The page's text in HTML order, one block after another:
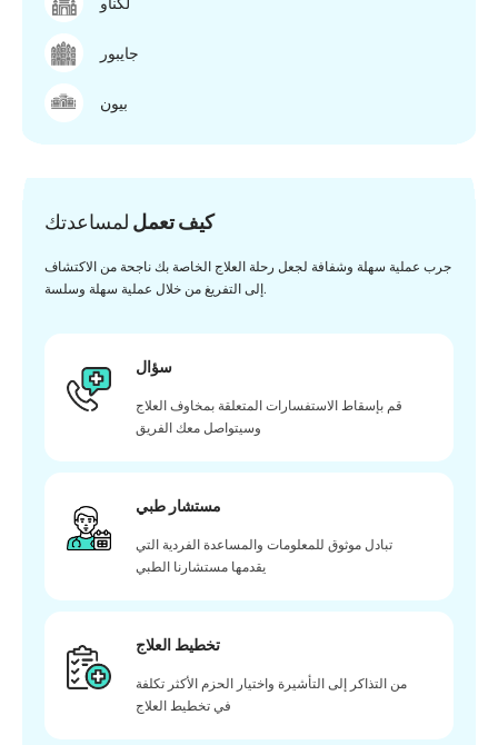
جايبور
بيون
كيف تعمل لمساعدتك
جرب عملية سهلة وشفافة لجعل رحلة العلاج الخاصة بك ناجحة من الاكتشاف
إلى التفريغ من خلال عملية سهلة وسلسة.
سؤال
قم بإسقاط الاستفسارات المتعلقة بمخاوف العلاج
وسيتواصل معك الفريق
مستشار طبي
تبادل موثوق للمعلومات والمساعدة الفردية التي
يقدمها مستشارنا الطبي
تخطيط العلاج
من التذاكر إلى التأشيرة واختيار الحزم الأكثر تكلفة
في تخطيط العلاج